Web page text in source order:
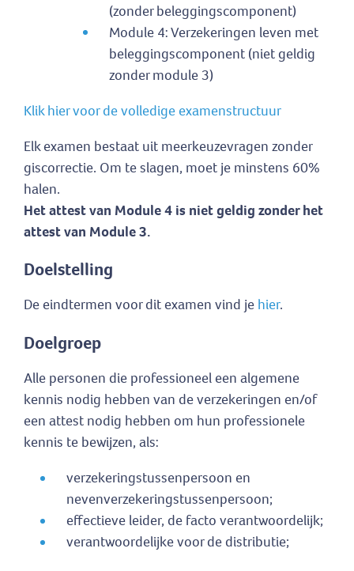
(zonder beleggingscomponent)
Module 4: Verzekeringen leven met
beleggingscomponent (niet geldig
zonder module 3)
Klik hier voor de volledige examenstructuur
Elk examen bestaat uit meerkeuzevragen zonder
giscorrectie. Om te slagen, moet je minstens 60%
halen.
Het attest van Module 4 is niet geldig zonder het
attest van Module 3.
Doelstelling
De eindtermen voor dit examen vind je hier.
Doelgroep
Alle personen die professioneel een algemene
kennis nodig hebben van de verzekeringen en/of
een attest nodig hebben om hun professionele
kennis te bewijzen, als:
verzekeringstussenpersoon en
nevenverzekeringstussenpersoon;
effectieve leider, de facto verantwoordelijk;
verantwoordelijke voor de distributie;